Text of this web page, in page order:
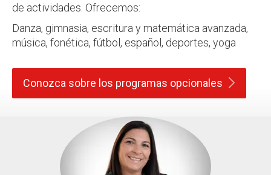
de actividades. Ofrecemos:
Danza, gimnasia, escritura y matemática avanzada,
música, fonética, fútbol, español, deportes, yoga
Conozca sobre los programas opcionales